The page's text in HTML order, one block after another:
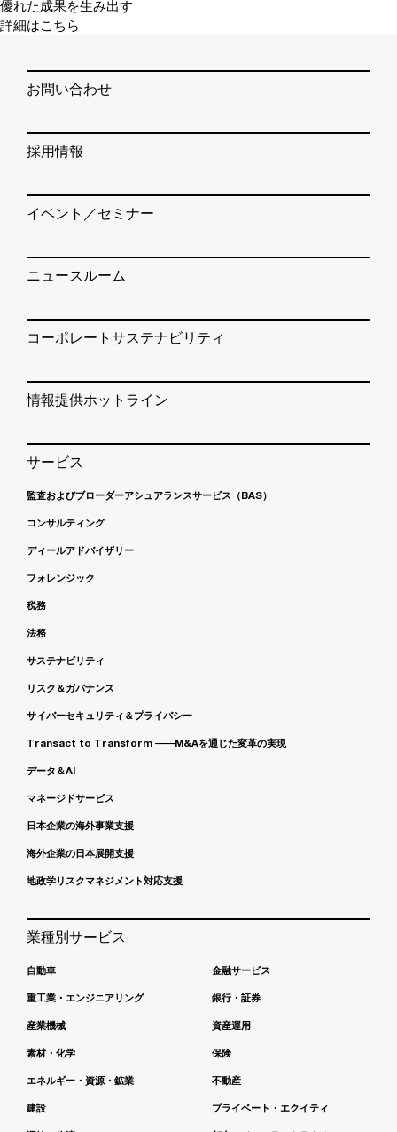
優れた成果を生み出す
詳細はこちら
お問い合わせ
採用情報
イベント／セミナー
ニュースルーム
コーポレートサステナビリティ
情報提供ホットライン
サービス
監査およびブローダーアシュアランスサービス（BAS）
コンサルティング
ディールアドバイザリー
フォレンジック
税務
法務
サステナビリティ
リスク＆ガバナンス
サイバーセキュリティ＆プライバシー
Transact to Transform ――M&Aを通じた変革の実現
データ＆AI
マネージドサービス
日本企業の海外事業支援
海外企業の日本展開支援
地政学リスクマネジメント対応支援
業種別サービス
自動車
重工業・エンジニアリング
産業機械
素材・化学
エネルギー・資源・鉱業
建設
金融サービス
銀行・証券
資産運用
保険
不動産
プライベート・エクイティ